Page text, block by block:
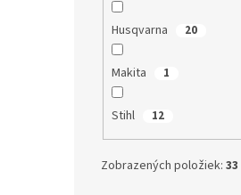
Husqvarna 20
Makita 1
Stihl 12
Zobrazených položiek: 33